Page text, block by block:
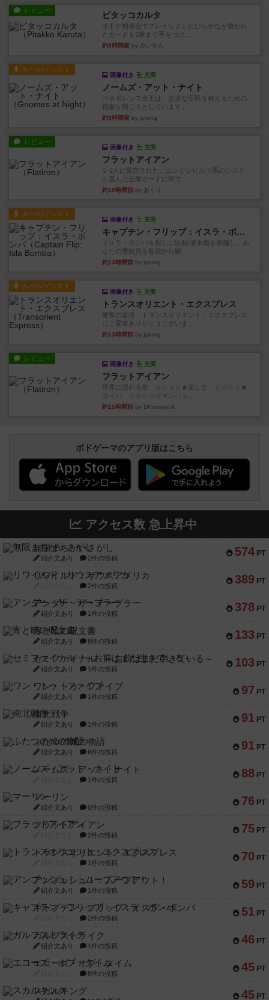
レビュー ピタッコカルタ
ボドゲ相席会でプレイしましたひらがなが書かれ
たカードを2枚まで手をつけ...
約8時間前 by みいやん
ルール/インスト
画像付き 充実
ノームズ・アット・ナイト
ベネボレンス女王は、忠実な臣民を称えるための
祝宴を開こうとしています。...
約9時間前 by jurong
レビュー
画像付き 充実
フラットアイアン
1~2人に限定された、エンジンビルド系のシステ
ム選んだ企業ボードに街で...
約10時間前 by あくり
ルール/インスト
画像付き 充実
キャプテン・フリップ：イスラ・ボンバ
イスラ・ボンバを探しに出航!潜水艦を装備し、あ
なたの乗組員を監獄から解...
約13時間前 by jurong
ルール/インスト
画像付き 充実
トランスオリエント・エクスプレス
乗客の皆様、トランスオリエント・エクスプレス
にご乗車ありがとうございま...
約13時間前 by jurong
レビュー
画像付き 充実
フラットアイアン
世界に浸れる度 ☆☆☆☆★楽しさ ☆☆☆☆★
タイパ ☆☆☆☆☆マンハッ...
約15時間前 by DKnewyork
ボドゲーマのアプリ版はこちら
アクセス数 急上昇中
574 PT
無限まちがいさがし
紹介文あり 2件の投稿
389 PT
リワイルド：サウスアメリカ
2件の投稿
378 PT
アンダー・ザ・テーブラー
紹介文あり 1件の投稿
133 PT
宵と暁の呪文書
紹介文あり 8件の投稿
103 PT
セミファイナル ～お前はまだ生きている～
紹介文あり 1件の投稿
97 PT
ワン・トゥ・ファイブ
紹介文あり 1件の投稿
91 PT
南北戦争
紹介文あり 1件の投稿
91 PT
ふたつの城の物語
紹介文あり 6件の投稿
88 PT
ノームズ・アット・ナイト
1件の投稿
76 PT
マーリン
紹介文あり 6件の投稿
75 PT
フラットアイアン
2件の投稿
70 PT
トランスオリエント・エクスプレス
1件の投稿
59 PT
アンブッシュ！：ムーブアウト！
紹介文あり 1件の投稿
51 PT
キャプテン・フリップ：イスラ・ボンバ
2件の投稿
46 PT
ガルフストライク
紹介文あり 1件の投稿
45 PT
エコーズ・オブ・タイム
8件の投稿
45 PT
スカルキング